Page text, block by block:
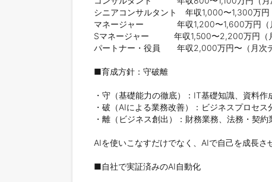
シニアコンサルタント　年収1,000〜1,300万
マネージャー　　　　年収1,200〜1,600万円
Sマネージャー　　　年収1,500〜2,200万円（
パートナー・役員　　年収2,000万円〜（月次
■育成方針：守破離
・守（基礎能力の徹底）：IT基礎知識、資料
・破（AIによる業務改善）：ビジネスプロセ
・離（ビジネス創出）：財務業務、法務・契
AIを使いこなすだけでなく、AIで自己を成長さ
■自社で実証済みのAI自動化